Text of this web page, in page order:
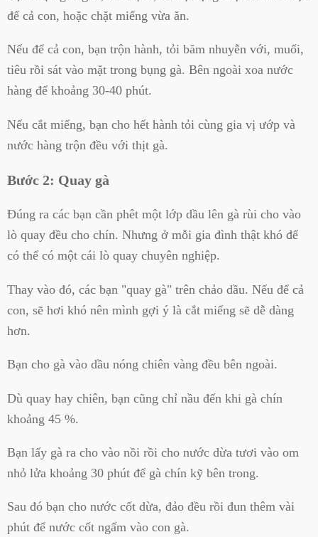
để cả con, hoặc chặt miếng vừa ăn.
Nếu để cả con, bạn trộn hành, tỏi băm nhuyễn với, muối,
tiêu rồi sát vào mặt trong bụng gà. Bên ngoài xoa nước
hàng để khoảng 30-40 phút.
Nếu cắt miếng, bạn cho hết hành tỏi cùng gia vị ướp và
nước hàng trộn đều với thịt gà.
Bước 2: Quay gà
Đúng ra các bạn cần phêt một lớp dầu lên gà rùi cho vào
lò quay đều cho chín. Nhưng ở mỗi gia đình thật khó để
có thể có một cái lò quay chuyên nghiệp.
Thay vào đó, các bạn "quay gà" trên chảo dầu. Nếu để cả
con, sẽ hơi khó nên mình gợi ý là cắt miếng sẽ dễ dàng
hơn.
Bạn cho gà vào dầu nóng chiên vàng đều bên ngoài.
Dù quay hay chiên, bạn cũng chỉ nầu đến khi gà chín
khoảng 45 %.
Bạn lấy gà ra cho vào nồi rồi cho nước dừa tươi vào om
nhỏ lửa khoảng 30 phút để gà chín kỹ bên trong.
Sau đó bạn cho nước cốt dừa, đảo đều rồi đun thêm vài
phút để nước cốt ngấm vào con gà.